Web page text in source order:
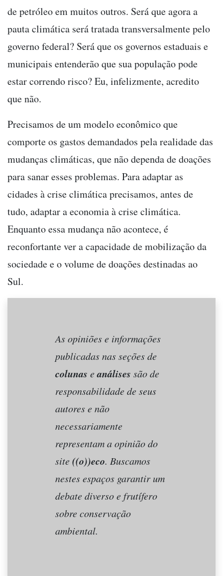
de petróleo em muitos outros. Será que agora a
pauta climática será tratada transversalmente pelo
governo federal? Será que os governos estaduais e
municipais entenderão que sua população pode
estar correndo risco? Eu, infelizmente, acredito
que não.
Precisamos de um modelo econômico que
comporte os gastos demandados pela realidade das
mudanças climáticas, que não dependa de doações
para sanar esses problemas. Para adaptar as
cidades à crise climática precisamos, antes de
tudo, adaptar a economia à crise climática.
Enquanto essa mudança não acontece, é
reconfortante ver a capacidade de mobilização da
sociedade e o volume de doações destinadas ao
Sul.
As opiniões e informações
publicadas nas seções de
colunas eanálises são de
responsabilidade de seus
autores e não
necessariamente
representam a opinião do
site((o))eco. Buscamos
nestes espaços garantir um
debate diverso e frutífero
sobre conservação
ambiental.